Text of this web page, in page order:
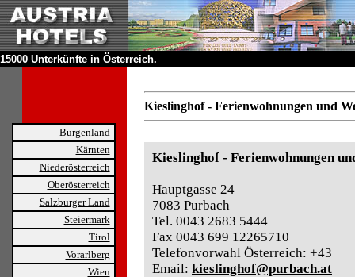
15000 Unterkünfte in Österreich.
Burgenland
Kärnten
Niederösterreich
Oberösterreich
Salzburger Land
Steiermark
Tirol
Vorarlberg
Wien
Kieslinghof - Ferienwohnungen und
Kieslinghof - Ferienwohnungen
Hauptgasse 24
7083 Purbach
Tel. 0043 2683 5444
Fax 0043 699 12265710
Telefonvorwahl Österreich: +43
Email: kieslinghof@purbach.at